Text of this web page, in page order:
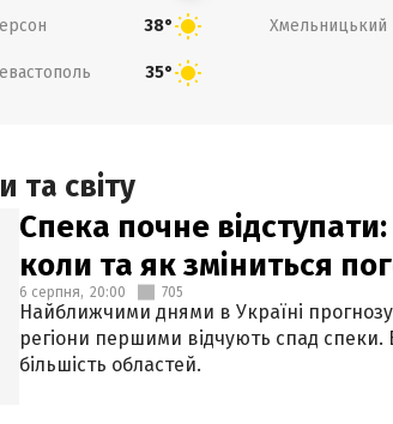
38° Хмельницький
35°
та світу
Спека почне
коли та як зміниться
6 серпня, 20:00 705
Найближчими днями в Україні
регіони першими відчують спад
більшість областей.